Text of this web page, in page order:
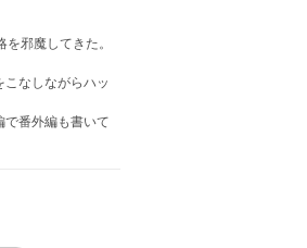
邪魔してきた。
なしながらハッ
番外編も書いて